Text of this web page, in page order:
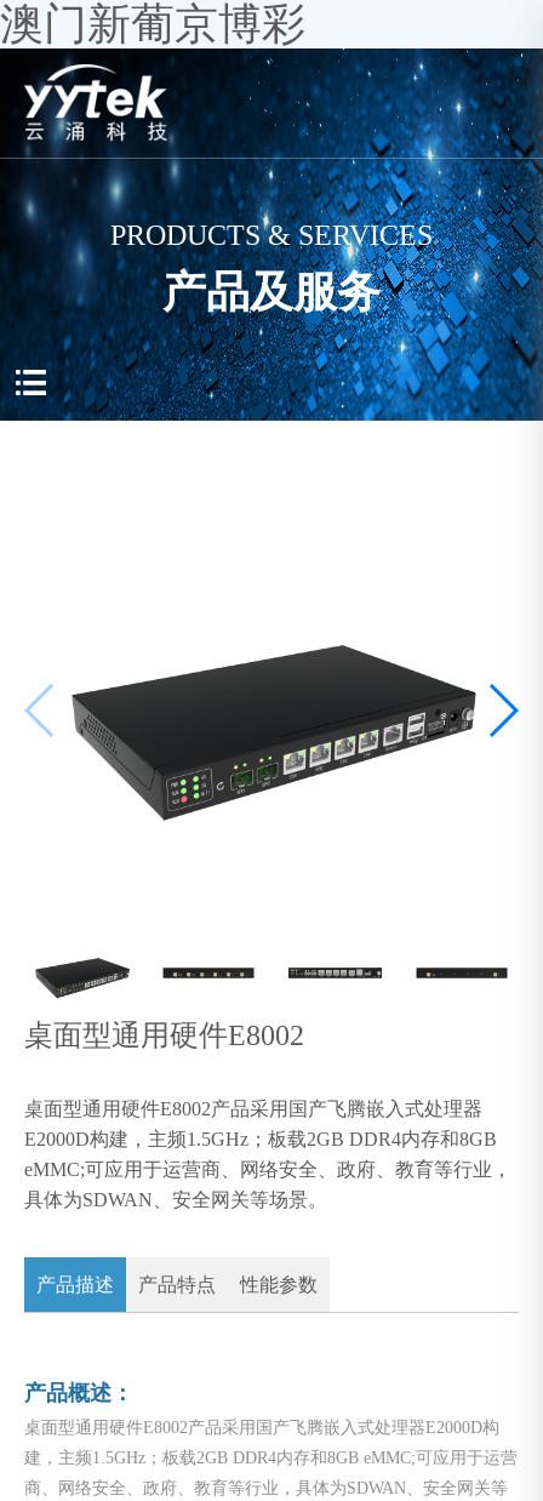
澳门新葡京博彩
PRODUCTS & SERVICES
产品及服务

桌面型通用硬件E8002
桌面型通用硬件E8002产品采用国产飞腾嵌入式处理器
E2000D构建，主频1.5GHz；板载2GB DDR4内存和8GB
eMMC;可应用于运营商、网络安全、政府、教育等行业，
具体为SDWAN、安全网关等场景。
产品描述 产品特点 性能参数
产品概述：
桌面型通用硬件E8002产品采用国产飞腾嵌入式处理器E2000D构
建，主频1.5GHz；板载2GB DDR4内存和8GB eMMC;可应用于运营
商、网络安全、政府、教育等行业，具体为SDWAN、安全网关等